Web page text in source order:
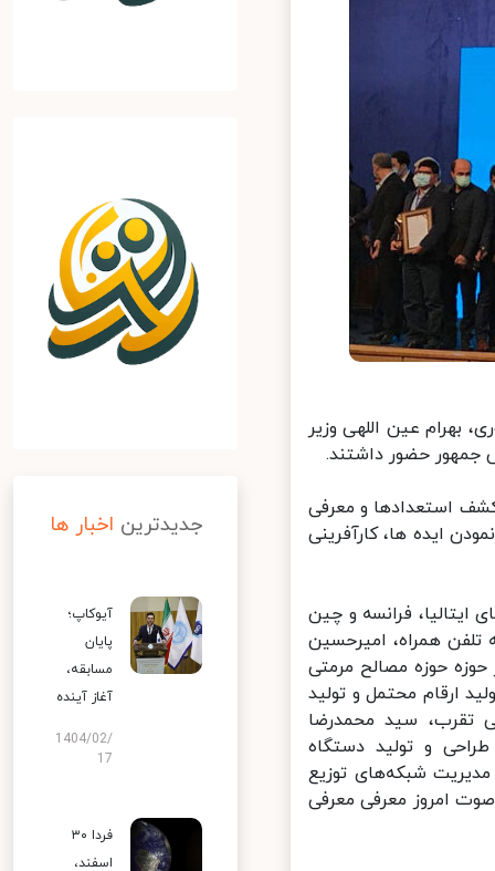
عین اللهی وزیر
حضور داشتند.
استعدادها و معرفی
ایده ها، کارآفرینی
فرانسه و چین
همراه، امیرحسین
حوزه مصالح مرمتی
ارقام محتمل و تولید
تقرب، سید محمدرضا
و تولید دستگاه
شبکه‌های توزیع
امروز معرفی معرفی
جدیدترین اخبار ها
آیوکاپ؛
پایان
مسابقه،
آغاز آینده
1404/02/
17
فردا ۳۰
اسفند،